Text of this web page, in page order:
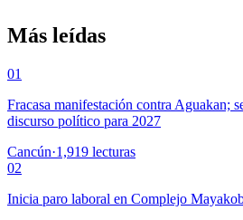
Más leídas
01
Fracasa manifestación contra Aguakan;
discurso político para 2027
Cancún·1,919 lecturas
02
Inicia paro laboral en Complejo